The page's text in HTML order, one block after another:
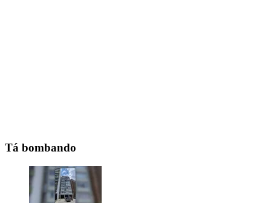
Tá bombando